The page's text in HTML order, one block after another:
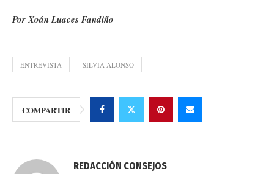
Por Xoán Luaces Fandiño
ENTREVISTA SILVIA ALONSO
COMPARTIR
REDACCIÓN CONSEJOS